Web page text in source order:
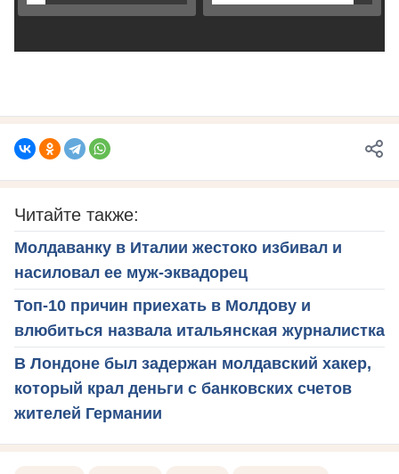
Читайте также:
Молдаванку в Италии жестоко избивал и
насиловал ее муж-эквадорец
Топ-10 причин приехать в Молдову и
влюбиться назвала итальянская журналистка
В Лондоне был задержан молдавский хакер,
который крал деньги с банковских счетов
жителей Германии